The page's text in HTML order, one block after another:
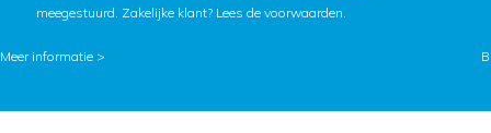
meegestuurd. Zakelijke klant? Lees de voorwaarden.
Meer informatie >